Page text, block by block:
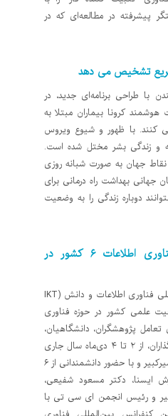
پیشرفته در مطالعه‌ای که در
تشخیص می دهد
با طراحی برنامه‌ای جدید، در
هوشمند کرونا بیماران مبتلا به
کنند. با ظهور و شیوع ویروس
و زندگی بشر مختل شده است.
جهان به صورت شبانه روزی
جهانی بهداشت راه درمانی برای
دوباره زندگی را به وضعیت
گردهمایی پژوهشگران فناوری اطلاعات ۶ کشور در
شانزدهمین کنفرانس بین‌المللی فناوری اطلاعات و دانش (IKT
علمی کشور در حوزه فناوری
پژوهشگران، دانشگاهیان،
متخصصان صنعت و سیاستگذاران، از ۲ تا ۴ دی‌ماه سال جاری
به میزبانی دانشگاه صنعتی امیرکبیر و با حضور دانشمندانی از ۶
ایسنا، دکتر مسعود شفیعی،
و رئیس انجمن ای سی تی با